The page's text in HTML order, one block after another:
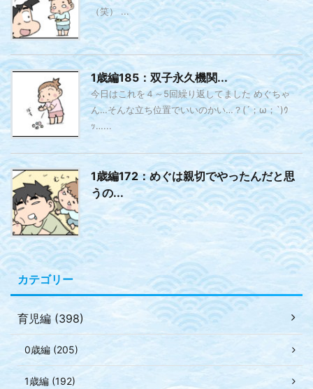
（笑） ...
1歳編185：双子永久機関...
今日はこれを４～5回繰り返してました めぐちゃ
ん…そんな立ち位置でいいのかい…？(´；ω；`)ｳ
ｯ…...
1歳編172：めぐは親切でやったんだと思
うの...
カテゴリー
育児編 (398)
0歳編 (205)
1歳編 (192)